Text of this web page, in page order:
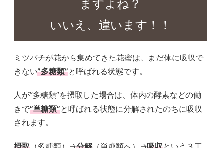
ますよね？
いいえ、違います！！
ミツバチが花から集めてきた花蜜は、まだ体に吸収で
きない”多糖類”と呼ばれる状態です。
人が”多糖類”を摂取した場合は、体内の酵素などの働
きで”単糖類”と呼ばれる状態に分解されたのちに吸収
されます。
摂取 （多糖類）→分解（単糖類へ）→吸収という３工